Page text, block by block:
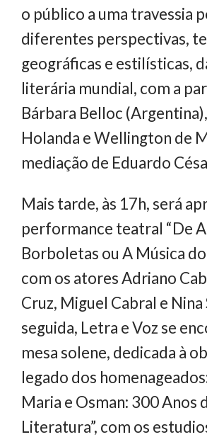
o público a uma travessia
diferentes perspectivas,
geográficas e estilísticas,
literária mundial, com a
Bárbara Belloc
Holanda e Wellington de
mediação de Eduardo
Mais tarde, às 17h, será
performance teatral “De
Borboletas ou A Música do
com os atores Adriano
Cruz, Miguel Cabral e Nina
seguida, Letra e Voz se
mesa solene, dedicada à
legado dos
Maria e Osman: 300 Anos
Literatura”, com os